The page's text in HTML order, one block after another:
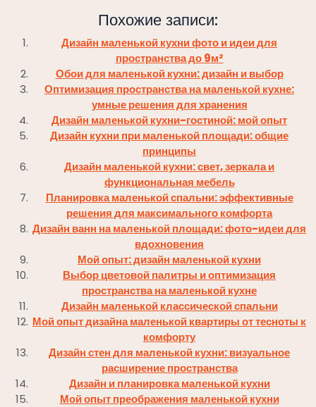
Похожие записи:
Дизайн маленькой кухни фото и идеи для
пространства до 9м²
Обои для маленькой кухни: дизайн и выбор
Оптимизация пространства на маленькой кухне:
умные решения для хранения
Дизайн маленькой кухни-гостиной: мой опыт
Дизайн кухни при маленькой площади: общие
принципы
Дизайн маленькой кухни: свет, зеркала и
функциональная мебель
Планировка маленькой спальни: эффективные
решения для максимального комфорта
Дизайн ванн на маленькой площади: фото-идеи для
вдохновения
Мой опыт: дизайн маленькой кухни
Выбор цветовой палитры и оптимизация
пространства на маленькой кухне
Дизайн маленькой классической спальни
Мой опыт дизайна маленькой квартиры от тесноты к
комфорту
Дизайн стен для маленькой кухни: визуальное
расширение пространства
Дизайн и планировка маленькой кухни
Мой опыт преображения маленькой кухни